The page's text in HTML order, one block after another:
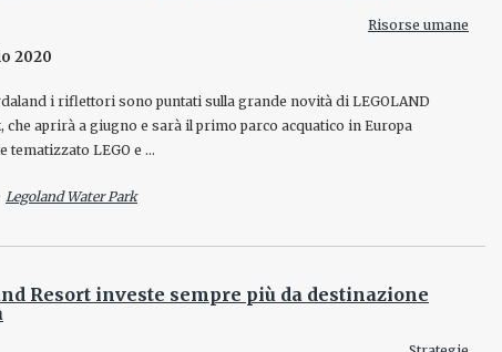
Risorse umane
2020
i riflettori sono puntati sulla grande novità di LEGOLAND
che aprirà a giugno e sarà il primo parco acquatico in Europa
tematizzato LEGO e …
Legoland Water Park
Resort investe sempre più da destinazione